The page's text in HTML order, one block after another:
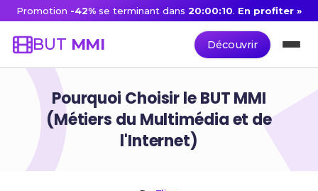
Promotion -42%se terminant dans 20:00:09.En profiter »
BUT MMI Découvrir
Pourquoi Choisir le BUT MMI
(Métiers du Multimédia et de
l'Internet)